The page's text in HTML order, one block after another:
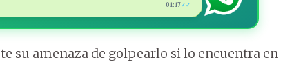
01:17✓✓
su amenaza de golpearlo si lo encuentra en